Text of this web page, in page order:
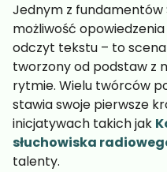
Jednym z fundamentów
możliwość
odczyt tekstu – to
tworzony od podstaw z
rytmie. Wielu twórców
stawia swoje pierwsze
inicjatywach takich jak
słuchowiska
talenty.